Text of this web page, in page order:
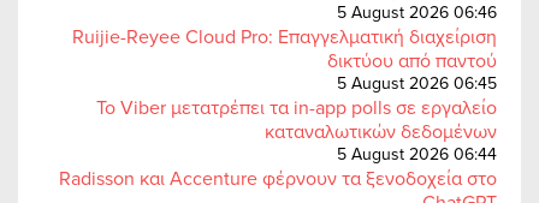
5 August 2026 06:46
Ruijie-Reyee Cloud Pro: Επαγγελματική διαχείριση
δικτύου από παντού
5 August 2026 06:45
Το Viber μετατρέπει τα in-app polls σε εργαλείο
καταναλωτικών δεδομένων
5 August 2026 06:44
Radisson και Accenture φέρνουν τα ξενοδοχεία στο